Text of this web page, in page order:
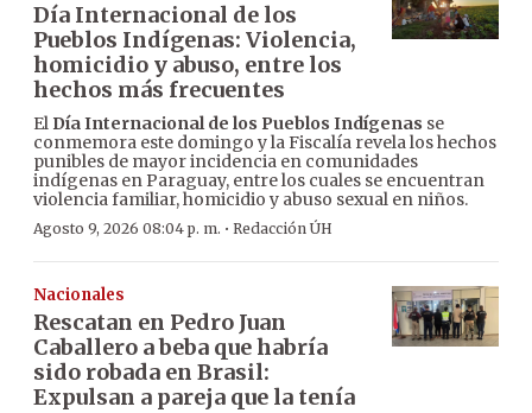
Día Internacional de los
Pueblos Indígenas: Violencia,
homicidio y abuso, entre los
hechos más frecuentes
El Día Internacional de los Pueblos Indígenas se
conmemora este domingo y la Fiscalía revela los hechos
punibles de mayor incidencia en comunidades
indígenas en Paraguay, entre los cuales se encuentran
violencia familiar, homicidio y abuso sexual en niños.
Agosto 9, 2026 08:04 p. m. · Redacción ÚH
Nacionales
Rescatan en Pedro Juan
Caballero a beba que habría
sido robada en Brasil:
Expulsan a pareja que la tenía